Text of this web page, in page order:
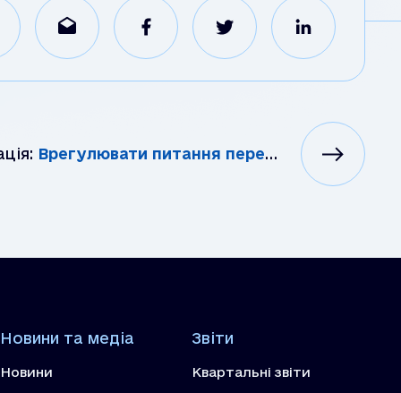
Врегулювати питання передачі завдань і функцій Держуправлінь охорони навколишнього природного середо...
Новини та медіа
Новини
Звіти
Квартальні звіти